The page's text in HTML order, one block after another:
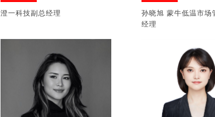
澄一科技副总经理
孙晓旭 蒙牛低温市场
经理